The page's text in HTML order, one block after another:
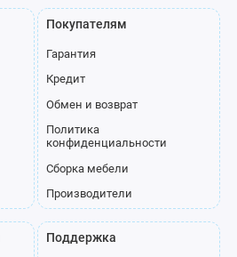
Покупателям
Гарантия
Кредит
Обмен и возврат
Политика
конфиденциальности
Сборка мебели
Производители
Поддержка